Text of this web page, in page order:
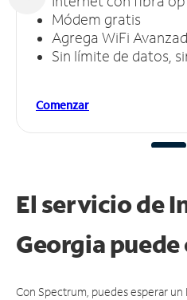
Módem gratis
Agrega WiFi
Sin límite de datos,
Comenzar
El servicio de
Georgia puede
Con Spectrum, puedes esperar